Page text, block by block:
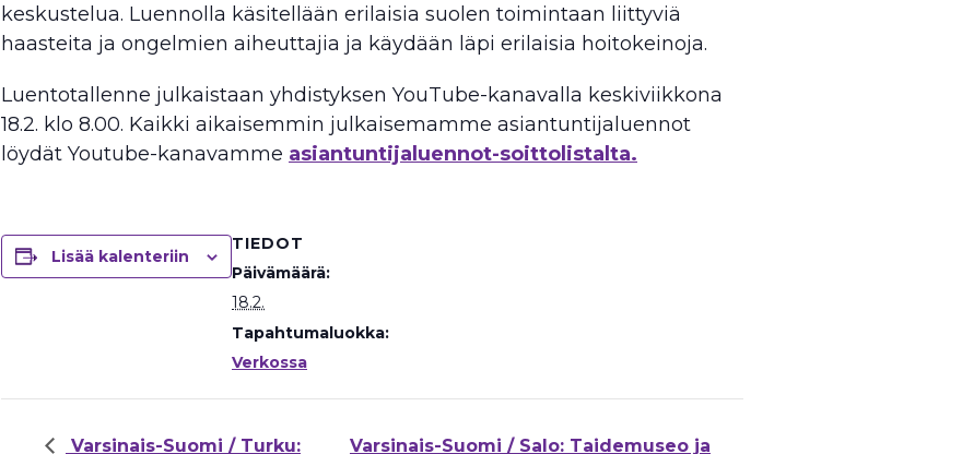
keskustelua. Luennolla käsitellään erilaisia suolen toimintaan liittyviä
haasteita ja ongelmien aiheuttajia ja käydään läpi erilaisia hoitokeinoja.
Luentotallenne julkaistaan yhdistyksen YouTube-kanavalla keskiviikkona
18.2. klo 8.00. Kaikki aikaisemmin julkaisemamme asiantuntijaluennot
löydät Youtube-kanavamme asiantuntijaluennot-soittolistalta.
Lisää kalenteriin
TIEDOT
Päivämäärä:
18.2.
Tapahtumaluokka:
Verkossa
Varsinais-Suomi / Turku: Varsinais-Suomi / Salo: Taidemuseo ja